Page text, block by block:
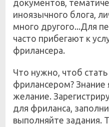
документов,
иноязычного блога,
много другого...Для
часто прибегают к
фрилансера.
Что нужно, чтоб
фрилансером? Знание
желание.
для фриланса,
выполняйте задания.